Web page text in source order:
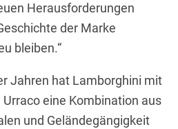
Herausforderungen
der Marke
bleiben.“
Jahren hat Lamborghini mit
eine Kombination aus
und Geländegängigkeit